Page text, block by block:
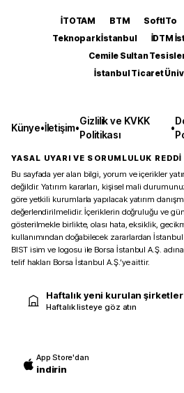
İTOTAM BTM SoftITo
Teknopark İstanbul
İDTM
Cemile Sultan
İstanbul Ticaret
Künye•İletişim•
Gizlilik ve KVKK
Politikası
•
YASAL UYARI VE SORUMLULUK REDDİ
Bu sayfada yer alan bilgi, yorum ve içerikler
değildir. Yatırım kararları, kişisel mali
göre yetkili kurumlarla yapılacak yatırım
değerlendirilmelidir. İçeriklerin doğruluğu ve
gösterilmekle birlikte, olası hata, eksiklik,
kullanımından doğabilecek zararlardan
BIST isim ve logosu ile Borsa İstanbul A.Ş.
telif hakları Borsa İstanbul A.Ş.’ye aittir.
Haftalık yeni kurulan şirketler
Haftalık listeye göz atın
App Store'dan
indirin